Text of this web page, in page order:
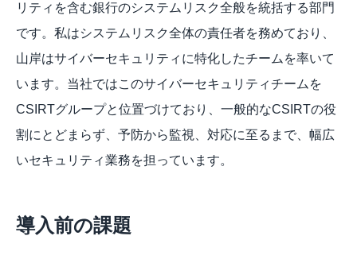
リティを含む銀行のシステムリスク全般を統括する部門
です。私はシステムリスク全体の責任者を務めており、
山岸はサイバーセキュリティに特化したチームを率いて
います。当社ではこのサイバーセキュリティチームを
CSIRTグループと位置づけており、一般的なCSIRTの役
割にとどまらず、予防から監視、対応に至るまで、幅広
いセキュリティ業務を担っています。
導入前の課題